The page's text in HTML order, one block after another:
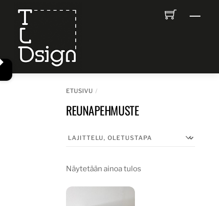
content
ETUSIVU
REUNAPEHMUSTE
Näytetään ainoa tulos